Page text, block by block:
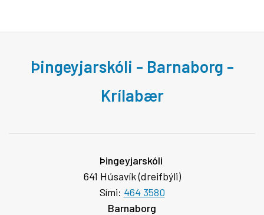
Þingeyjarskóli - Barnaborg -
Krílabær
Þingeyjarskóli
641 Húsavík (dreifbýli)
Sími: 464 3580
Barnaborg